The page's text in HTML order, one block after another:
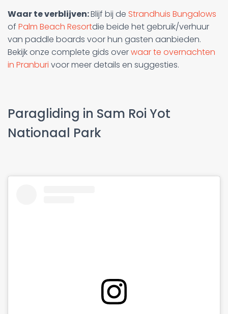
Waar te verblijven:Blijf bij de Strandhuis Bungalows
of Palm Beach Resortdie beide het gebruik/verhuur
van paddle boards voor hun gasten aanbieden.
Bekijk onze complete gids overwaar te overnachten
in Pranburi voor meer details en suggesties.
Paragliding in Sam Roi Yot
Nationaal Park